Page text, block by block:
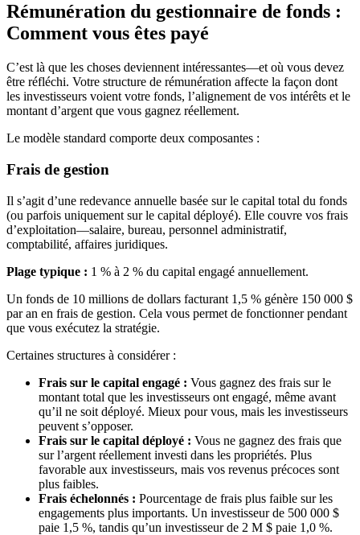
Rémunération du gestionnaire de fonds :
Comment vous êtes payé
C’est là que les choses deviennent intéressantes—et où vous devez
être réfléchi. Votre structure de rémunération affecte la façon dont
les investisseurs voient votre fonds, l’alignement de vos intérêts et le
montant d’argent que vous gagnez réellement.
Le modèle standard comporte deux composantes :
Frais de gestion
Il s’agit d’une redevance annuelle basée sur le capital total du fonds
(ou parfois uniquement sur le capital déployé). Elle couvre vos frais
d’exploitation—salaire, bureau, personnel administratif,
comptabilité, affaires juridiques.
Plage typique : 1 % à 2 % du capital engagé annuellement.
Un fonds de 10 millions de dollars facturant 1,5 % génère 150 000 $
par an en frais de gestion. Cela vous permet de fonctionner pendant
que vous exécutez la stratégie.
Certaines structures à considérer :
Frais sur le capital engagé : Vous gagnez des frais sur le
montant total que les investisseurs ont engagé, même avant
qu’il ne soit déployé. Mieux pour vous, mais les investisseurs
peuvent s’opposer.
Frais sur le capital déployé : Vous ne gagnez des frais que
sur l’argent réellement investi dans les propriétés. Plus
favorable aux investisseurs, mais vos revenus précoces sont
plus faibles.
Frais échelonnés : Pourcentage de frais plus faible sur les
engagements plus importants. Un investisseur de 500 000 $
paie 1,5 %, tandis qu’un investisseur de 2 M $ paie 1,0 %.